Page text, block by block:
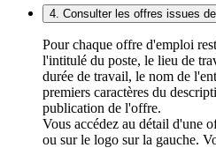
4. Consulter les offres issues
Pour chaque offre d'emploi
l'intitulé du poste, le lieu de
durée de travail, le nom de
premiers caractères du
publication de l'offre.
Vous accédez au détail d'une
ou sur le logo sur la gauche.